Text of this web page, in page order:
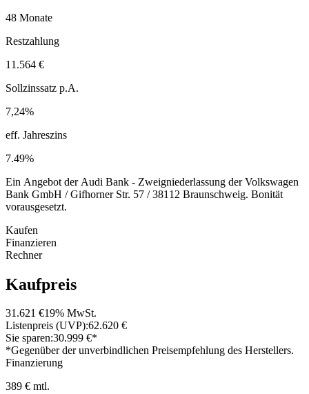
48 Monate
Restzahlung
11.564 €
Sollzinssatz p.A.
7,24%
eff. Jahreszins
7.49%
Ein Angebot der Audi Bank - Zweigniederlassung der Volkswagen
Bank GmbH / Gifhorner Str. 57 / 38112 Braunschweig. Bonität
vorausgesetzt.
Kaufen
Finanzieren
Rechner
Kaufpreis
31.621 €19% MwSt.
Listenpreis (UVP):62.620 €
Sie sparen:30.999 €*
*Gegenüber der unverbindlichen Preisempfehlung des Herstellers.
Finanzierung
389 € mtl.